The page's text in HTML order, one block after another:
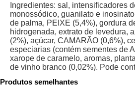
Ingredientes: sal, intensificadores
monossódico, guanilato e
de palma, PEIXE (5,4%), gordura
hidrogenada, extrato de levedura,
(2%), açúcar, CAMARÃO (0,6%),
especiarias (contém sementes de
xarope de caramelo, aromas,
de vinho branco (0,02%). Pode
Produtos semelhantes